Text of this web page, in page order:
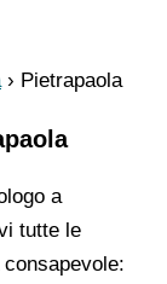
› Pietrapaola
a
tutte le